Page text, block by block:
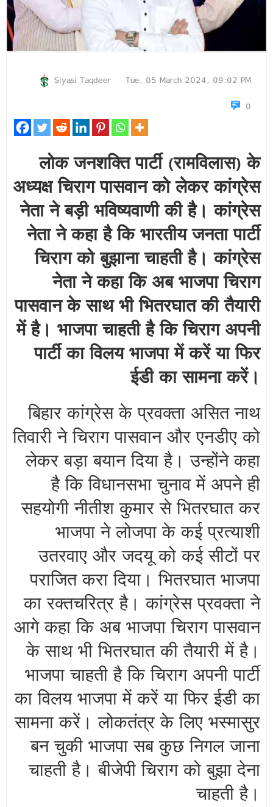
Siyasi Taqdeer
Tue, 05 March 2024, 09:02 PM
0
लोक जनशक्ति पार्टी (रामविलास) के
अध्यक्ष चिराग पासवान को लेकर कांग्रेस
नेता ने बड़ी भविष्यवाणी की है। कांग्रेस
नेता ने कहा है कि भारतीय जनता पार्टी
चिराग को बुझाना चाहती है। कांग्रेस
नेता ने कहा कि अब भाजपा चिराग
पासवान के साथ भी भितरघात की तैयारी
में है। भाजपा चाहती है कि चिराग अपनी
पार्टी का विलय भाजपा में करें या फिर
ईडी का सामना करें।
बिहार कांग्रेस के प्रवक्ता असित नाथ
तिवारी ने चिराग पासवान और एनडीए को
लेकर बड़ा बयान दिया है। उन्होंने कहा
है कि विधानसभा चुनाव में अपने ही
सहयोगी नीतीश कुमार से भितरघात कर
भाजपा ने लोजपा के कई प्रत्याशी
उतरवाए और जदयू को कई सीटों पर
पराजित करा दिया। भितरघात भाजपा
का रक्तचरित्र है। कांग्रेस प्रवक्ता ने
आगे कहा कि अब भाजपा चिराग पासवान
के साथ भी भितरघात की तैयारी में है।
भाजपा चाहती है कि चिराग अपनी पार्टी
का विलय भाजपा में करें या फिर ईडी का
सामना करें। लोकतंत्र के लिए भस्मासुर
बन चुकी भाजपा सब कुछ निगल जाना
चाहती है। बीजेपी चिराग को बुझा देना
चाहती है।